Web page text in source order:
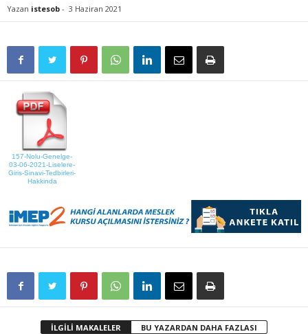
Yazan istesob - 3 Haziran 2021
157-Nolu-Genelge-
03-06-2021-Liselere-
Giris-Sinavi-Tedbirleri-
Hakkinda
İLGİLİ MAKALELER BU YAZARDAN DAHA FAZLASI